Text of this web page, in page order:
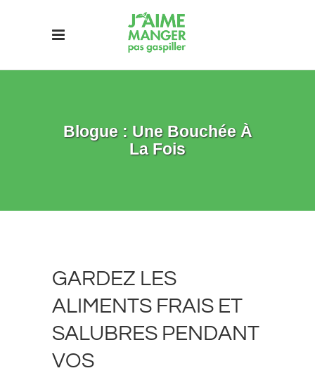
Blogue : Une Bouchée À
La Fois
GARDEZ LES
ALIMENTS FRAIS ET
SALUBRES PENDANT
VOS